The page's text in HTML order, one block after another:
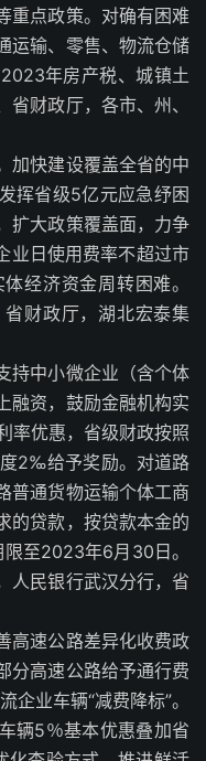
重点政策。对确有困难
运输、零售、物流仓储
年房产税、城镇土
财政厅，各市、州、
加快建设覆盖全省的中
挥省级5亿元应急纾困
扩大政策覆盖面，力争
业日使用费率不超过市
经济资金周转困难。
省财政厅，湖北宏泰集
持中小微企业（含个体
融资，鼓励金融机构实
率优惠，省级财政按照
2‰给予奖励。对道路
普通货物运输个体工商
的贷款，按贷款本金的
至2023年6月30日。
人民银行武汉分行，省
高速公路差异化收费政
分高速公路给予通行费
业车辆“减费降标”。
辆5％基本优惠叠加省